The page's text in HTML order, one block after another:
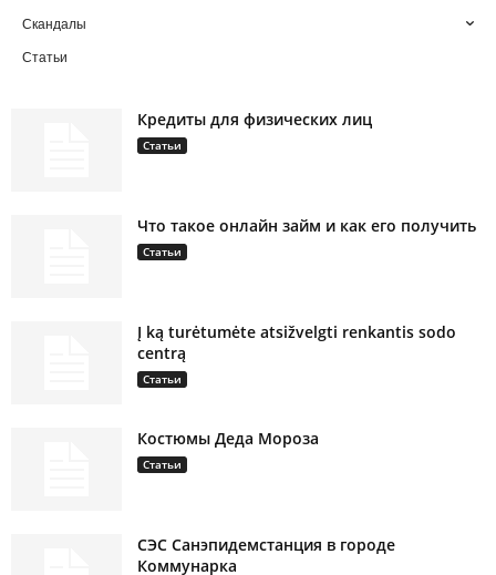
Скандалы
Статьи
Кредиты для физических лиц
Статьи
Что такое онлайн займ и как его получить
Статьи
Į ką turėtumėte atsižvelgti renkantis sodo
centrą
Статьи
Костюмы Деда Мороза
Статьи
СЭС Санэпидемстанция в городе
Коммунарка